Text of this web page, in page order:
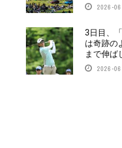
2026-
3日目、
は奇跡の
まで伸ば
2026-